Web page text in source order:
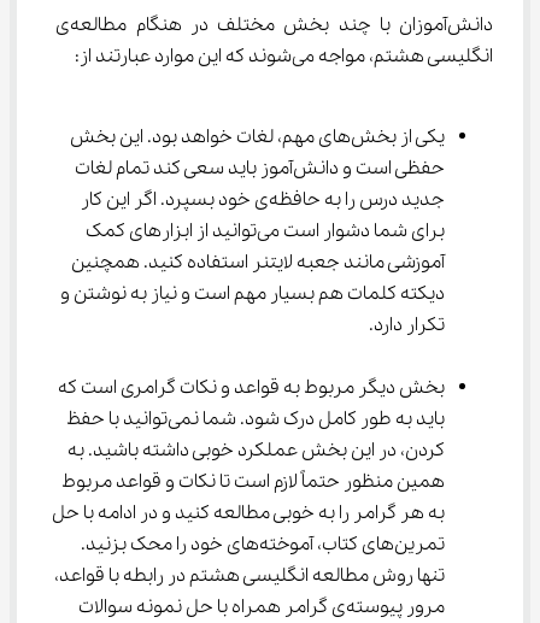
دانش‌آموزان با چند بخش مختلف در هنگام مطالعه‌ی
انگلیسی هشتم، مواجه می‌شوند که این موارد عبارتند از:
یکی از بخش‌های مهم، لغات خواهد بود. این بخش
حفظی است و دانش‌آموز باید سعی کند تمام لغات
جدید درس را به حافظه‌ی خود بسپرد. اگر این کار
برای شما دشوار است می‌توانید از ابزار‌های کمک
آموزشی مانند جعبه لایتنر استفاده کنید. همچنین
دیکته کلمات هم بسیار مهم است و نیاز به نوشتن و
تکرار دارد.
بخش دیگر مربوط به قواعد و نکات گرامری است که
باید به طور کامل درک شود. شما نمی‌توانید با حفظ
کردن، در این بخش عملکرد خوبی داشته باشید. به
همین منظور حتماً لازم است تا نکات و قواعد مربوط
به هر گرامر را به خوبی مطالعه کنید و در ادامه با حل
تمرین‌های کتاب، آموخته‌های خود را محک بزنید.
تنها روش مطالعه انگلیسی هشتم در رابطه با قواعد،
مرور پیوسته‌ی گرامر همراه با حل نمونه سوالات